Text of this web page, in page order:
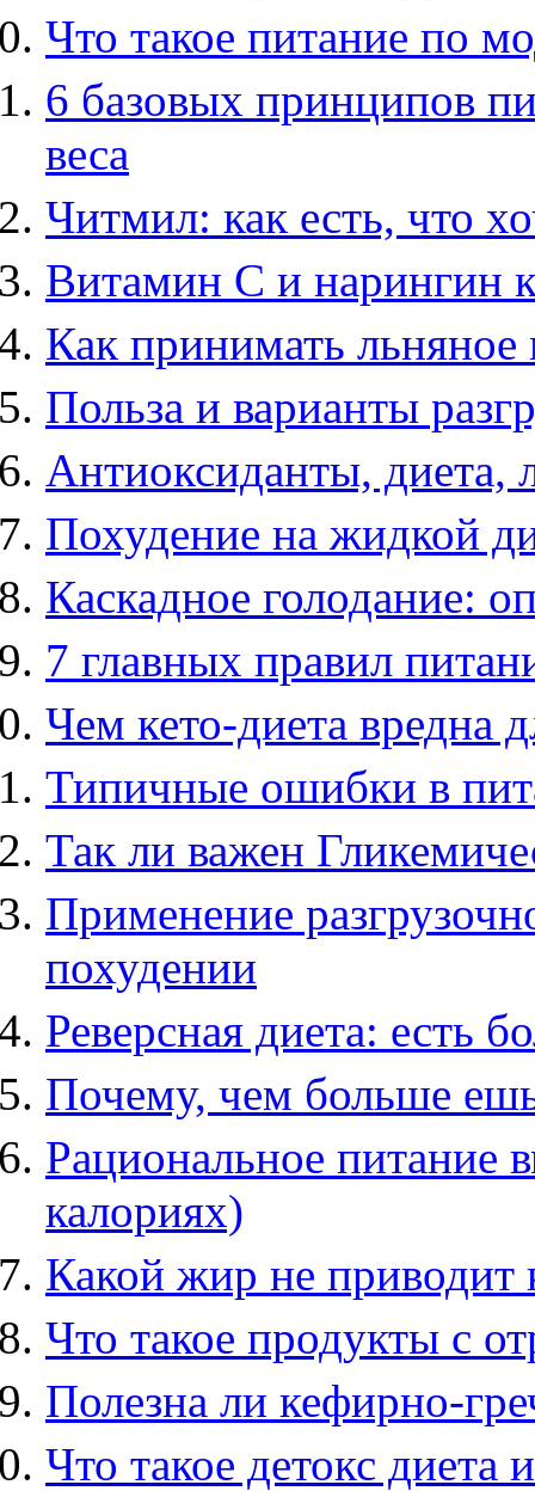
Что такое питание по
6 базовых принципов
веса
Читмил: как есть, что
Витамин C и нарингин
Как принимать льняное
Польза и варианты
Антиоксиданты, диета,
Похудение на жидкой
Каскадное голодание:
7 главных правил
Чем кето-диета вредна
Типичные ошибки в
Так ли важен
Применение
похудении
Реверсная диета: есть
Почему, чем больше
Рациональное питание
калориях)
Какой жир не
Что такое продукты с
Полезна ли кефирно-
Что такое детокс диета